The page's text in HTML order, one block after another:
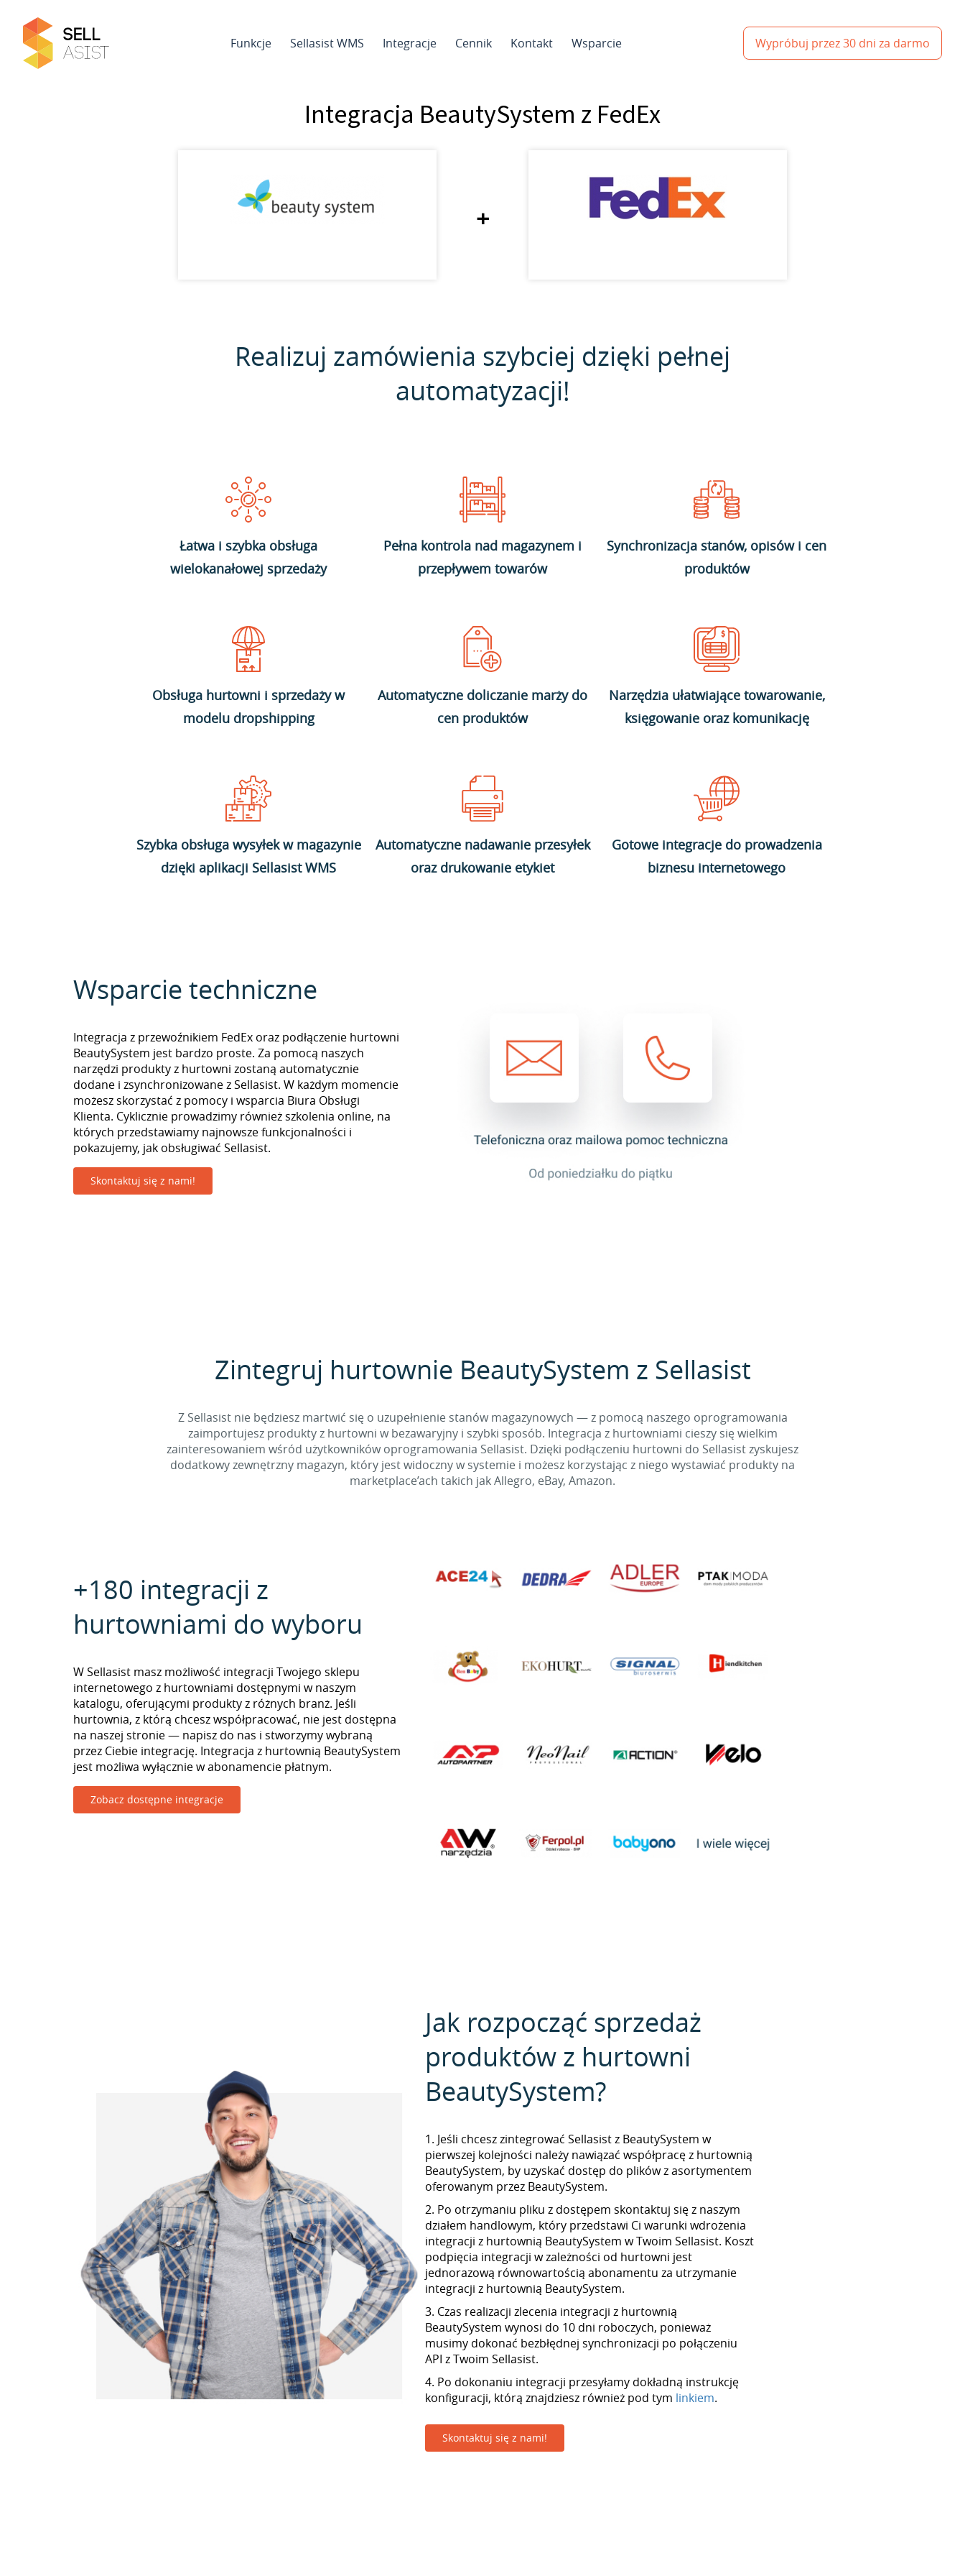
Funkcje Sellasist WMS Integracje Cennik Kontakt Wsparcie Wypróbuj przez 30 dni za darmo
Integracja BeautySystem z FedEx
+
Realizuj zamówienia szybciej dzięki pełnej
automatyzacji!
Łatwa i szybka obsługa
wielokanałowej sprzedaży
Pełna kontrola nad magazynem i
przepływem towarów
Synchronizacja stanów, opisów i cen
produktów
Obsługa hurtowni i sprzedaży w
modelu dropshipping
Automatyczne doliczanie marży do
cen produktów
Narzędzia ułatwiające towarowanie,
księgowanie oraz komunikację
Szybka obsługa wysyłek w magazynie
dzięki aplikacji Sellasist WMS
Automatyczne nadawanie przesyłek
oraz drukowanie etykiet
Gotowe integracje do prowadzenia
biznesu internetowego
Wsparcie techniczne
Integracja z przewoźnikiem FedEx oraz podłączenie hurtowni
BeautySystem jest bardzo proste. Za pomocą naszych
narzędzi produkty z hurtowni zostaną automatycznie
dodane i zsynchronizowane z Sellasist. W każdym momencie
możesz skorzystać z pomocy i wsparcia Biura Obsługi
Klienta. Cyklicznie prowadzimy również szkolenia online, na
których przedstawiamy najnowsze funkcjonalności i
pokazujemy, jak obsługiwać Sellasist.
Skontaktuj się z nami!
Zintegruj hurtownie BeautySystem z Sellasist
Z Sellasist nie będziesz martwić się o uzupełnienie stanów magazynowych — z pomocą naszego oprogramowania
zaimportujesz produkty z hurtowni w bezawaryjny i szybki sposób. Integracja z hurtowniami cieszy się wielkim
zainteresowaniem wśród użytkowników oprogramowania Sellasist. Dzięki podłączeniu hurtowni do Sellasist zyskujesz
dodatkowy zewnętrzny magazyn, który jest widoczny w systemie i możesz korzystając z niego wystawiać produkty na
marketplace’ach takich jak Allegro, eBay, Amazon.
+180 integracji z
hurtowniami do wyboru
W Sellasist masz możliwość integracji Twojego sklepu
internetowego z hurtowniami dostępnymi w naszym
katalogu, oferującymi produkty z różnych branż. Jeśli
hurtownia, z którą chcesz współpracować, nie jest dostępna
na naszej stronie — napisz do nas i stworzymy wybraną
przez Ciebie integrację. Integracja z hurtownią BeautySystem
jest możliwa wyłącznie w abonamencie płatnym.
Zobacz dostępne integracje
Jak rozpocząć sprzedaż
produktów z hurtowni
BeautySystem?
1. Jeśli chcesz zintegrować Sellasist z BeautySystem w
pierwszej kolejności należy nawiązać współpracę z hurtownią
BeautySystem, by uzyskać dostęp do plików z asortymentem
oferowanym przez BeautySystem.
2. Po otrzymaniu pliku z dostępem skontaktuj się z naszym
działem handlowym, który przedstawi Ci warunki wdrożenia
integracji z hurtownią BeautySystem w Twoim Sellasist. Koszt
podpięcia integracji w zależności od hurtowni jest
jednorazową równowartością abonamentu za utrzymanie
integracji z hurtownią BeautySystem.
3. Czas realizacji zlecenia integracji z hurtownią
BeautySystem wynosi do 10 dni roboczych, ponieważ
musimy dokonać bezbłędnej synchronizacji po połączeniu
API z Twoim Sellasist.
4. Po dokonaniu integracji przesyłamy dokładną instrukcję
konfiguracji, którą znajdziesz również pod tym linkiem.
Skontaktuj się z nami!